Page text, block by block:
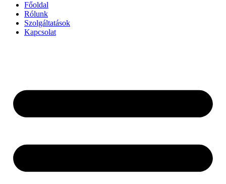
Főoldal
Rólunk
Szolgáltatások
Kapcsolat